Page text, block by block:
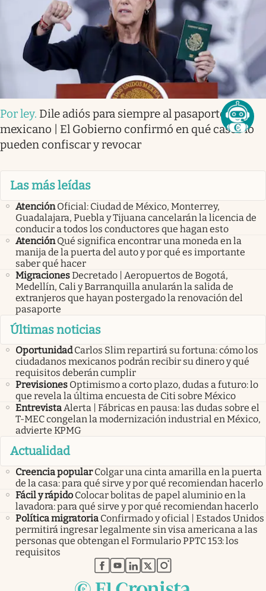
Por ley. Dile adiós para siempre al pasaporte
mexicano | El Gobierno confirmó en qué casos lo
pueden confiscar y revocar
Las más leídas
Atención Oficial: Ciudad de México, Monterrey,
Guadalajara, Puebla y Tijuana cancelarán la licencia de
conducir a todos los conductores que hagan esto
Atención Qué significa encontrar una moneda en la
manija de la puerta del auto y por qué es importante
saber qué hacer
MigracionesDecretado | Aeropuertos de Bogotá,
Medellín, Cali y Barranquilla anularán la salida de
extranjeros que hayan postergado la renovación del
pasaporte
Últimas noticias
Oportunidad Carlos Slim repartirá su fortuna: cómo los
ciudadanos mexicanos podrán recibir su dinero y qué
requisitos deberán cumplir
Previsiones Optimismo a corto plazo, dudas a futuro: lo
que revela la última encuesta de Citi sobre México
EntrevistaAlerta | Fábricas en pausa: las dudas sobre el
T-MEC congelan la modernización industrial en México,
advierte KPMG
Actualidad
Creencia popular Colgar una cinta amarilla en la puerta
de la casa: para qué sirve y por qué recomiendan hacerlo
Fácil y rápido Colocar bolitas de papel aluminio en la
lavadora: para qué sirve y por qué recomiendan hacerlo
Política migratoria Confirmado y oficial | Estados Unidos
permitirá ingresar legalmente sin visa americana a las
personas que obtengan el Formulario PPTC 153: los
requisitos
abre en nueva pestaña
abre en nueva pestaña
abre en nueva pestaña
abre en nueva pestaña
abre en nueva pestaña